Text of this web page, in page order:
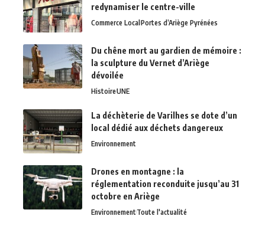
redynamiser le centre-ville
Commerce LocalPortes d’Ariège Pyrénées
Du chêne mort au gardien de mémoire :
la sculpture du Vernet d’Ariège
dévoilée
HistoireUNE
La déchèterie de Varilhes se dote d’un
local dédié aux déchets dangereux
Environnement
Drones en montagne : la
réglementation reconduite jusqu’au 31
octobre en Ariège
EnvironnementToute l'actualité